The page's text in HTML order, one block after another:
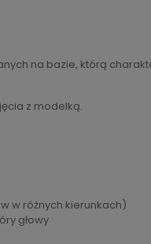
na bazie, którą
z modelką.
w różnych kierunkach)
głowy